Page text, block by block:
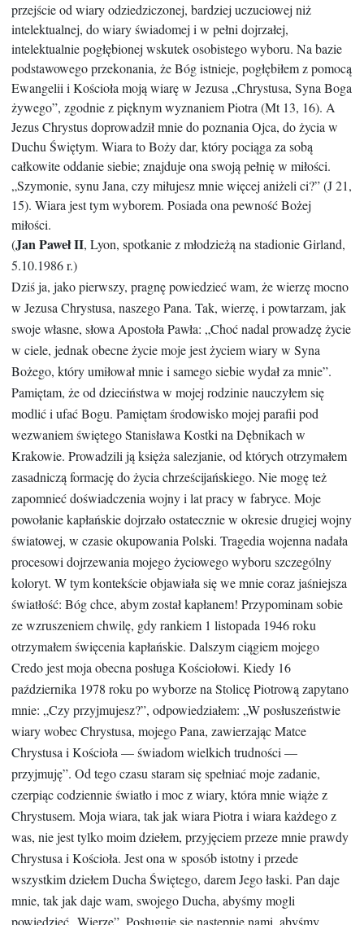
przejście od wiary odziedziczonej, bardziej uczuciowej niż
intelektualnej, do wiary świadomej i w pełni dojrzałej,
intelektualnie pogłębionej wskutek osobistego wyboru. Na bazie
podstawowego przekonania, że Bóg istnieje, pogłębiłem z pomocą
Ewangelii i Kościoła moją wiarę w Jezusa „Chrystusa, Syna Boga
żywego”, zgodnie z pięknym wyznaniem Piotra (Mt 13, 16). A
Jezus Chrystus doprowadził mnie do poznania Ojca, do życia w
Duchu Świętym. Wiara to Boży dar, który pociąga za sobą
całkowite oddanie siebie; znajduje ona swoją pełnię w miłości.
„Szymonie, synu Jana, czy miłujesz mnie więcej aniżeli ci?” (J 21,
15). Wiara jest tym wyborem. Posiada ona pewność Bożej
miłości.
(Jan Paweł II, Lyon, spotkanie z młodzieżą na stadionie Girland,
5.10.1986 r.)
Dziś ja, jako pierwszy, pragnę powiedzieć wam, że wierzę mocno
w Jezusa Chrystusa, naszego Pana. Tak, wierzę, i powtarzam, jak
swoje własne, słowa Apostoła Pawła: „Choć nadal prowadzę życie
w ciele, jednak obecne życie moje jest życiem wiary w Syna
Bożego, który umiłował mnie i samego siebie wydał za mnie”.
Pamiętam, że od dzieciństwa w mojej rodzinie nauczyłem się
modlić i ufać Bogu. Pamiętam środowisko mojej parafii pod
wezwaniem świętego Stanisława Kostki na Dębnikach w
Krakowie. Prowadzili ją księża salezjanie, od których otrzymałem
zasadniczą formację do życia chrześcijańskiego. Nie mogę też
zapomnieć doświadczenia wojny i lat pracy w fabryce. Moje
powołanie kapłańskie dojrzało ostatecznie w okresie drugiej wojny
światowej, w czasie okupowania Polski. Tragedia wojenna nadała
procesowi dojrzewania mojego życiowego wyboru szczególny
koloryt. W tym kontekście objawiała się we mnie coraz jaśniejsza
światłość: Bóg chce, abym został kapłanem! Przypominam sobie
ze wzruszeniem chwilę, gdy rankiem 1 listopada 1946 roku
otrzymałem święcenia kapłańskie. Dalszym ciągiem mojego
Credo jest moja obecna posługa Kościołowi. Kiedy 16
października 1978 roku po wyborze na Stolicę Piotrową zapytano
mnie: „Czy przyjmujesz?”, odpowiedziałem: „W posłuszeństwie
wiary wobec Chrystusa, mojego Pana, zawierzając Matce
Chrystusa i Kościoła — świadom wielkich trudności —
przyjmuję”. Od tego czasu staram się spełniać moje zadanie,
czerpiąc codziennie światło i moc z wiary, która mnie wiąże z
Chrystusem. Moja wiara, tak jak wiara Piotra i wiara każdego z
was, nie jest tylko moim dziełem, przyjęciem przeze mnie prawdy
Chrystusa i Kościoła. Jest ona w sposób istotny i przede
wszystkim dziełem Ducha Świętego, darem Jego łaski. Pan daje
mnie, tak jak daje wam, swojego Ducha, abyśmy mogli
powiedzieć „Wierzę”. Posługuje się następnie nami, abyśmy